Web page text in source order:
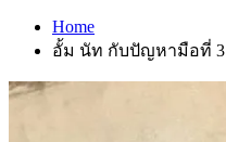
Home
อั้ม นัท กับปัญหามือที่ 3